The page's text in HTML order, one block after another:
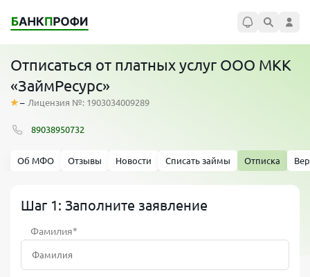
Отписаться от платных услуг ООО МКК
«ЗаймРесурс»
– Лицензия №: 1903034009289
89038950732
Об МФО Отзывы Новости Списать займы Отписка
Шаг 1: Заполните заявление
Фамилия*